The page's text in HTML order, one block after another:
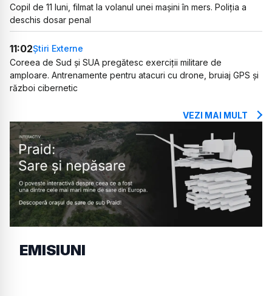
Copil de 11 luni, filmat la volanul unei mașini în mers. Poliția a
deschis dosar penal
11:02Știri Externe
Coreea de Sud și SUA pregătesc exerciții militare de
amploare. Antrenamente pentru atacuri cu drone, bruiaj GPS și
război cibernetic
VEZI MAI MULT
EMISIUNI